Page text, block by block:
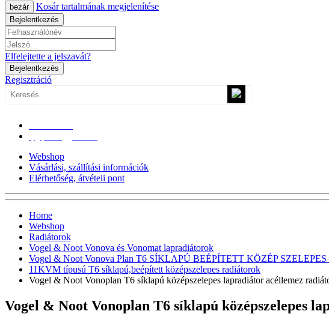
bezár Kosár tartalmának megjelenítése
Bejelentkezés
Elfelejtette a jelszavát?
Bejelentkezés
Regisztráció
Webshop
Vásárlási, szállítási információk
Elérhetőség, átvételi pont
Home
Webshop
Radiátorok
Vogel & Noot Vonova és Vonomat lapradiátorok
Vogel & Noot Vonova Plan T6 SÍKLAPÚ BEÉPÍTETT KÖZÉP SZELEPES
11KVM típusú T6 síklapú,beépített középszelepes radiátorok
Vogel & Noot Vonoplan T6 síklapú középszelepes lapradiátor acéllemez
Vogel & Noot Vonoplan T6 síklapú középszelepes